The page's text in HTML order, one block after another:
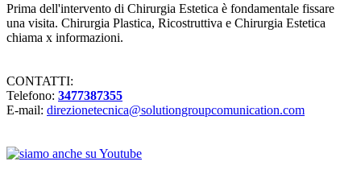
Prima dell'intervento di Chirurgia Estetica è fondamentale fissare
una visita. Chirurgia Plastica, Ricostruttiva e Chirurgia Estetica
chiama x informazioni.
CONTATTI:
Telefono: 3477387355
E-mail: direzionetecnica@solutiongroupcomunication.com